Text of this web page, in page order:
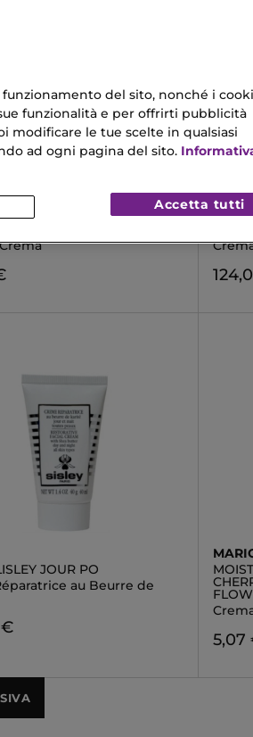
JOUR PO
au Beurre de
€
5,07
del sito, nonché i
funzionalità e per offrirti pubblicità
modificare le tue scelte in qualsiasi
ad ogni pagina del sito.
Accetta tutti